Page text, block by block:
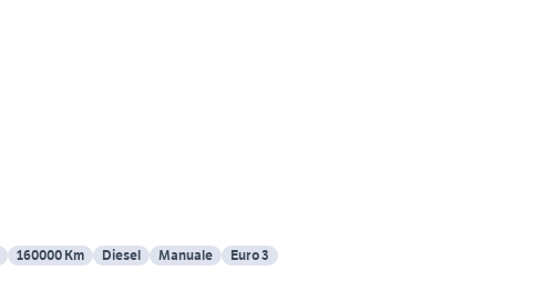
160000 Km Diesel Manuale Euro 3